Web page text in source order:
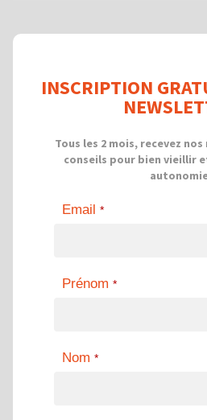
INSCRIPTION
Tous les 2 mois, recevez
conseils pour bien vieillir
Email *
Prénom *
Nom *